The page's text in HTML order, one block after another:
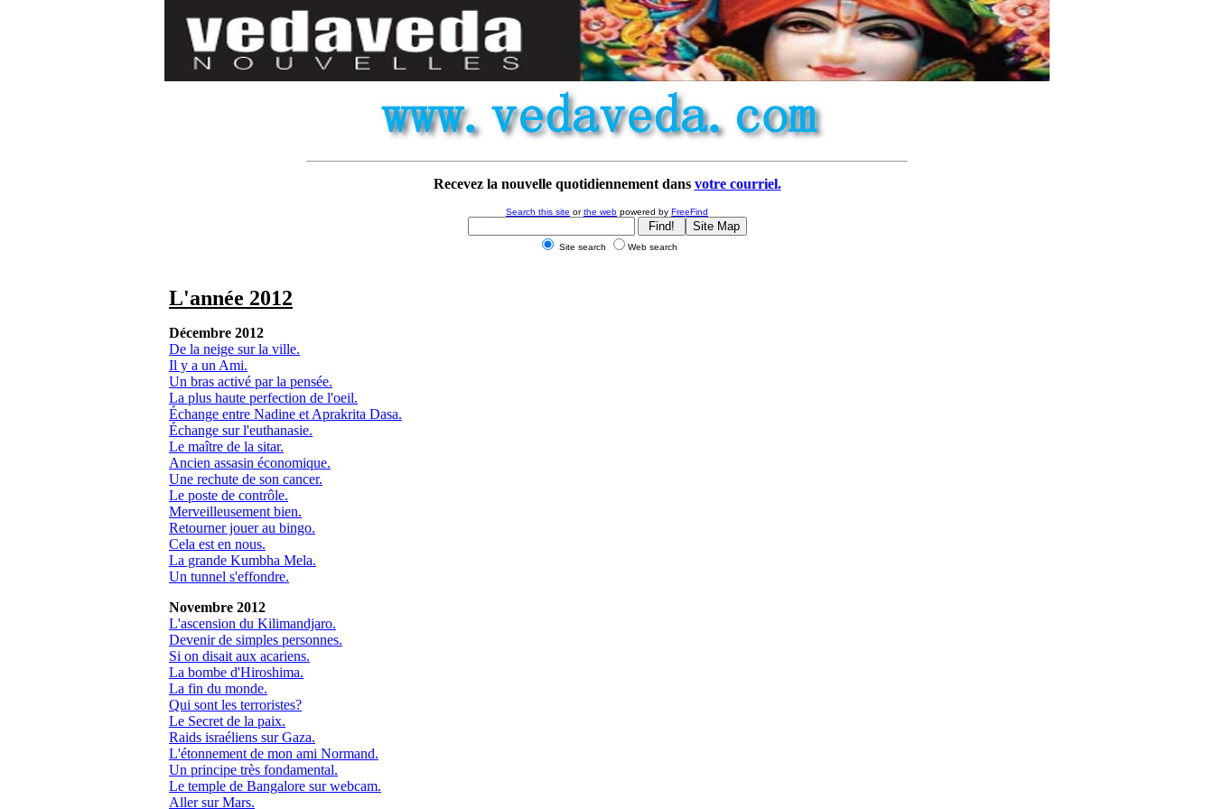
Recevez la nouvelle quotidiennement dans votre courriel.
Search this site orthe web powered by FreeFind
Site search Web search
L'année 2012
Décembre 2012
De la neige sur la ville.
Il y a un Ami.
Un bras activé par la pensée.
La plus haute perfection de l'oeil.
Échange entre Nadine et Aprakrita Dasa.
Échange sur l'euthanasie.
Le maître de la sitar.
Ancien assasin économique.
Une rechute de son cancer.
Le poste de contrôle.
Merveilleusement bien.
Retourner jouer au bingo.
Cela est en nous.
La grande Kumbha Mela.
Un tunnel s'effondre.
Novembre 2012
L'ascension du Kilimandjaro.
Devenir de simples personnes.
Si on disait aux acariens.
La bombe d'Hiroshima.
La fin du monde.
Qui sont les terroristes?
Le Secret de la paix.
Raids israéliens sur Gaza.
L'étonnement de mon ami Normand.
Un principe très fondamental.
Le temple de Bangalore sur webcam.
Aller sur Mars.